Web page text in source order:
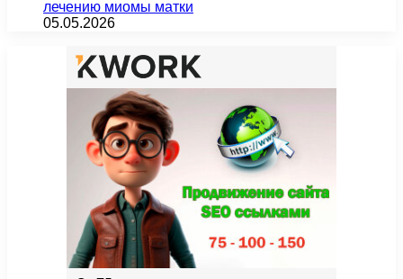
лечению миомы матки
05.05.2026